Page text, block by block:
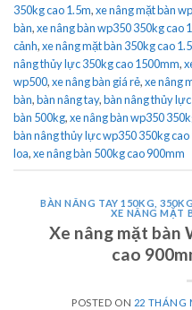
350kg cao 1.5m,xe nâng mặt bàn
bàn,xe nâng bàn wp350 350kg cao
cảnh,xe nâng mặt bàn 350kg cao
nâng thủy lực 350kg cao 1500mm,
wp500,xe nâng bàn giá rẻ,xe nâng
bàn,bàn nâng tay,bàn nâng thủy
bàn 500kg,xe nâng bàn wp350
bàn nâng thủy lực wp350 350kg cao
loa,xe nâng bàn 500kg cao 900mm
BÀN NÂNG TAY 150KG,
XE NÂNG MẶT
Xe nâng mặt bàn
cao
POSTED ON 22 THÁNG